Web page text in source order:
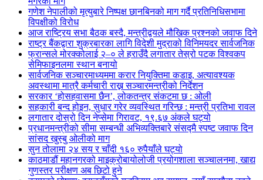
गणेश नेपालीको मृत्युबारे निष्पक्ष छानबिनको माग गर्दै प्रतिनिधिसभामा
विपक्षीको विरोध
आज राष्ट्रिय सभा बैठक बस्दै, मन्त्रीद्वयले मौखिक प्रश्नको जवाफ दिने
राष्ट्र बैंकद्वारा शुक्रबारका लागि विदेशी मुद्राको विनिमयदर सार्वजनिक
फ्रान्सले मोरक्कोलाई २–० ले हराउँदै लगातार तेस्रो पटक विश्वकप
सेमिफाइनलमा स्थान बनायो
सार्वजनिक सञ्चारमाध्यममा करार नियुक्तिमा कडाइ, अत्यावश्यक
अवस्थामा मात्रै कर्मचारी राख्न सञ्चारमन्त्रीको निर्देशन
सरकार ‘होसहवासमा छैन’, लोकतन्त्र संकटमा छ : ओली
सहकारी बन्द होइन, सुधार गरेर व्यवस्थित गरिन्छ : मन्त्री प्रतिभा रावल
लगातार दोस्रो दिन नेप्सेमा गिरावट, १९.६७ अंकले घट्यो
प्रधानमन्त्रीको सीमा सम्बन्धी अभिव्यक्तिबारे संसद्मै स्पष्ट जवाफ दिन
सांसद खुस्बु ओलीको माग
सुन तोलामा २४ सय र चाँदी १६० रुपैयाँले घट्यो
काठमाडौं महानगरको माइक्रोबायोलोजी प्रयोगशाला सञ्चालनमा, खाद्य
गुणस्तर परीक्षण अब छिटो हुने